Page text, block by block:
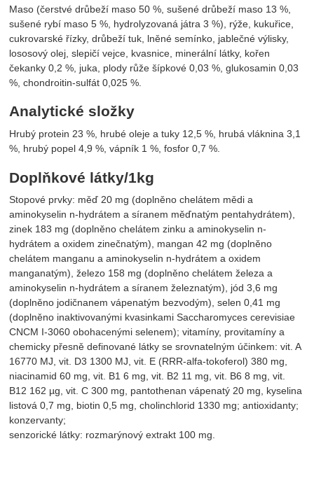
Maso (čerstvé drůbeží maso 50 %, sušené drůbeží maso 13 %,
sušené rybí maso 5 %, hydrolyzovaná játra 3 %), rýže, kukuřice,
cukrovarské řízky, drůbeží tuk, lněné semínko, jablečné výlisky,
lososový olej, slepičí vejce, kvasnice, minerální látky, kořen
čekanky 0,2 %, juka, plody růže šípkové 0,03 %, glukosamin 0,03
%, chondroitin-sulfát 0,025 %.
Analytické složky
Hrubý protein 23 %, hrubé oleje a tuky 12,5 %, hrubá vláknina 3,1
%, hrubý popel 4,9 %, vápník 1 %, fosfor 0,7 %.
Doplňkové látky/1kg
Stopové prvky: měď 20 mg (doplněno chelátem mědi a
aminokyselin n-hydrátem a síranem měďnatým pentahydrátem),
zinek 183 mg (doplněno chelátem zinku a aminokyselin n-
hydrátem a oxidem zinečnatým), mangan 42 mg (doplněno
chelátem manganu a aminokyselin n-hydrátem a oxidem
manganatým), železo 158 mg (doplněno chelátem železa a
aminokyselin n-hydrátem a síranem železnatým), jód 3,6 mg
(doplněno jodičnanem vápenatým bezvodým), selen 0,41 mg
(doplněno inaktivovanými kvasinkami Saccharomyces cerevisiae
CNCM I-3060 obohacenými selenem); vitamíny, provitamíny a
chemicky přesně definované látky se srovnatelným účinkem: vit. A
16770 MJ, vit. D3 1300 MJ, vit. E (RRR-alfa-tokoferol) 380 mg,
niacinamid 60 mg, vit. B1 6 mg, vit. B2 11 mg, vit. B6 8 mg, vit.
B12 162 µg, vit. C 300 mg, pantothenan vápenatý 20 mg, kyselina
listová 0,7 mg, biotin 0,5 mg, cholinchlorid 1330 mg; antioxidanty;
konzervanty;
senzorické látky: rozmarýnový extrakt 100 mg.